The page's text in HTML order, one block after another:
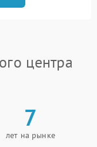
центра
7
лет на рынке